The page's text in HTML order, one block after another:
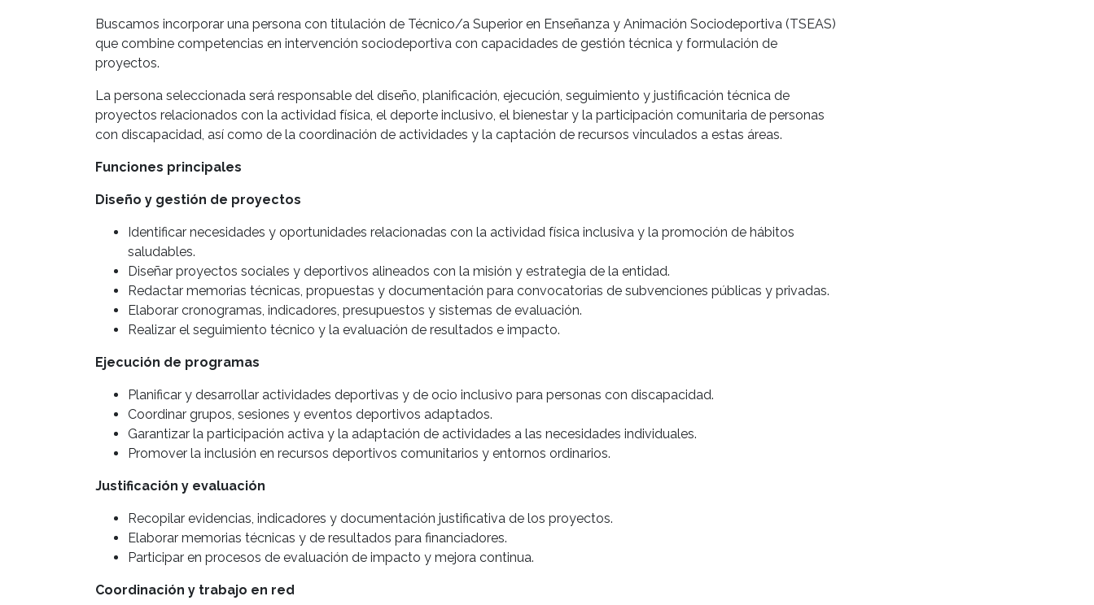
Buscamos incorporar una persona con titulación de Técnico/a Superior en Enseñanza y Animación Sociodeportiva (TSEAS)
que combine competencias en intervención sociodeportiva con capacidades de gestión técnica y formulación de
proyectos.
La persona seleccionada será responsable del diseño, planificación, ejecución, seguimiento y justificación técnica de
proyectos relacionados con la actividad física, el deporte inclusivo, el bienestar y la participación comunitaria de personas
con discapacidad, así como de la coordinación de actividades y la captación de recursos vinculados a estas áreas.
Funciones principales
Diseño y gestión de proyectos
Identificar necesidades y oportunidades relacionadas con la actividad física inclusiva y la promoción de hábitos
saludables.
Diseñar proyectos sociales y deportivos alineados con la misión y estrategia de la entidad.
Redactar memorias técnicas, propuestas y documentación para convocatorias de subvenciones públicas y privadas.
Elaborar cronogramas, indicadores, presupuestos y sistemas de evaluación.
Realizar el seguimiento técnico y la evaluación de resultados e impacto.
Ejecución de programas
Planificar y desarrollar actividades deportivas y de ocio inclusivo para personas con discapacidad.
Coordinar grupos, sesiones y eventos deportivos adaptados.
Garantizar la participación activa y la adaptación de actividades a las necesidades individuales.
Promover la inclusión en recursos deportivos comunitarios y entornos ordinarios.
Justificación y evaluación
Recopilar evidencias, indicadores y documentación justificativa de los proyectos.
Elaborar memorias técnicas y de resultados para financiadores.
Participar en procesos de evaluación de impacto y mejora continua.
Coordinación y trabajo en red